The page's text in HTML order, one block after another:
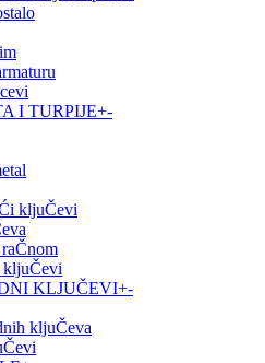
I TURPIJE+-
kljuČevi
kljuČevi
KLJUČEVI+-
kljuČeva